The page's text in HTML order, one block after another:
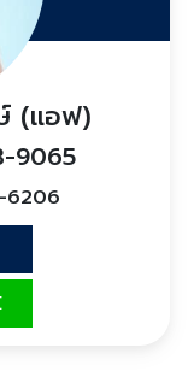
(แอฟ)
9065
6206